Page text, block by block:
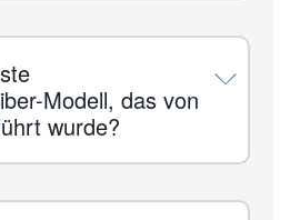
Modell, das von
wurde?